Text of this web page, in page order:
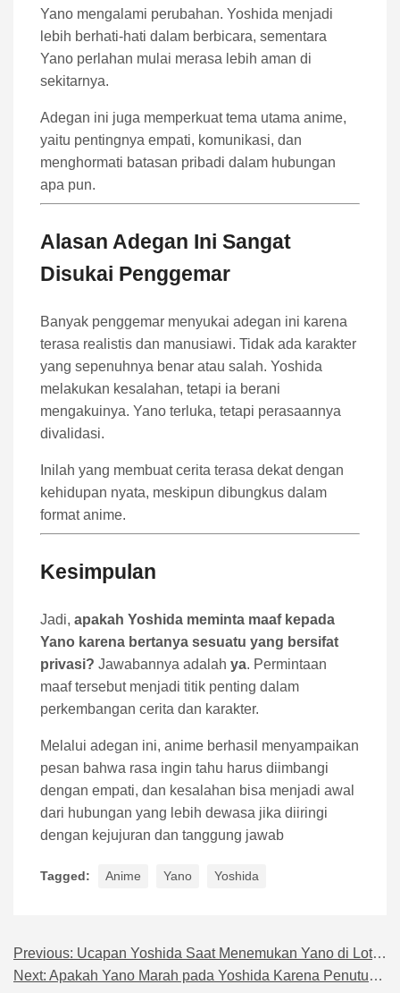
Yano mengalami perubahan. Yoshida menjadi
lebih berhati-hati dalam berbicara, sementara
Yano perlahan mulai merasa lebih aman di
sekitarnya.
Adegan ini juga memperkuat tema utama anime,
yaitu pentingnya empati, komunikasi, dan
menghormati batasan pribadi dalam hubungan
apa pun.
Alasan Adegan Ini Sangat
Disukai Penggemar
Banyak penggemar menyukai adegan ini karena
terasa realistis dan manusiawi. Tidak ada karakter
yang sepenuhnya benar atau salah. Yoshida
melakukan kesalahan, tetapi ia berani
mengakuinya. Yano terluka, tetapi perasaannya
divalidasi.
Inilah yang membuat cerita terasa dekat dengan
kehidupan nyata, meskipun dibungkus dalam
format anime.
Kesimpulan
Jadi, apakah Yoshida meminta maaf kepada
Yano karena bertanya sesuatu yang bersifat
privasi? Jawabannya adalah ya. Permintaan
maaf tersebut menjadi titik penting dalam
perkembangan cerita dan karakter.
Melalui adegan ini, anime berhasil menyampaikan
pesan bahwa rasa ingin tahu harus diimbangi
dengan empati, dan kesalahan bisa menjadi awal
dari hubungan yang lebih dewasa jika diiringi
dengan kejujuran dan tanggung jawab
Tagged: Anime Yano Yoshida
Navigasi pos
Previous: Ucapan Yoshida Saat Menemukan Yano di Loteng Sekolah
Next: Apakah Yano Marah pada Yoshida Karena Penutup Mata?